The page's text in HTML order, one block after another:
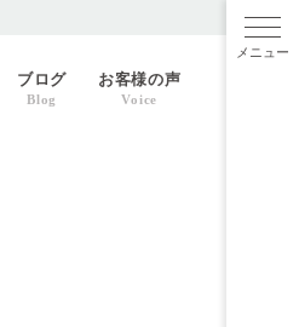
ブログ
Blog
お客様の声
Voice
メニ